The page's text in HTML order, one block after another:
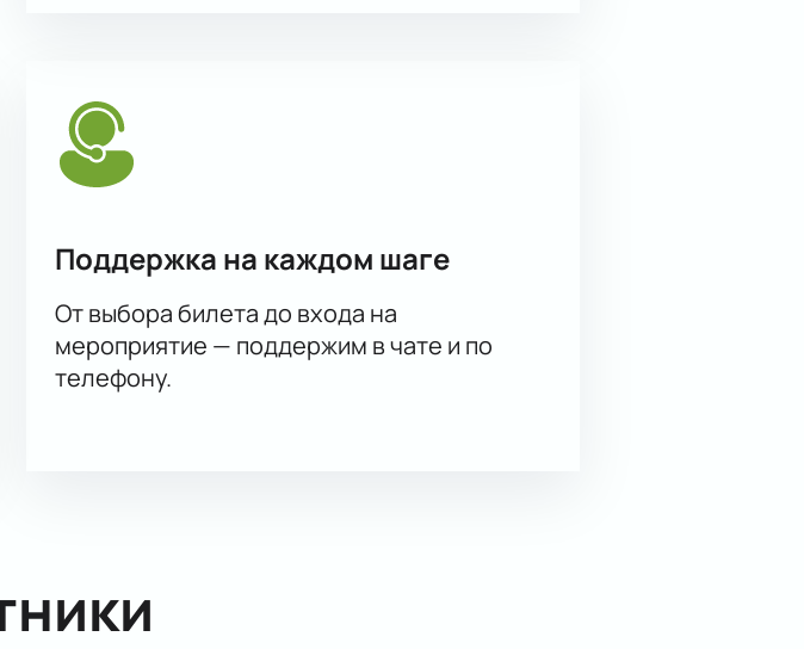
Поддержка на каждом шаге
От выбора билета до входа на
мероприятие — поддержим в чате и по
телефону.